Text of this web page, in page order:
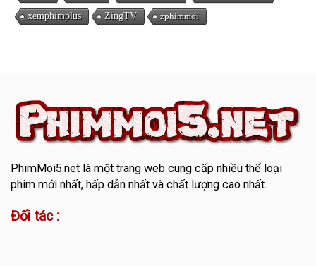
xemphimplus ZingTV zphimmoi
PhimMoi5.netlà một trang web cung cấp nhiều thể loại
phim mới nhất, hấp dẫn nhất và chất lượng cao nhất.
Đối tác :